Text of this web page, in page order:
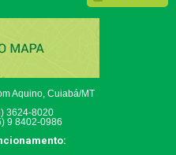
Aquino, Cuiabá/MT
3624-8020
9 8402-0986